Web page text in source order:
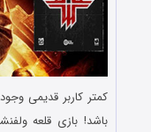
کمتر کاربر قدیمی